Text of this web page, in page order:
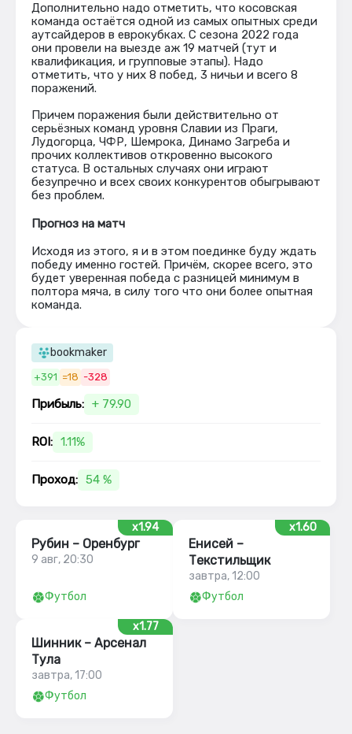
Дополнительно надо отметить, что косовская
команда остаётся одной из самых опытных среди
аутсайдеров в еврокубках. С сезона 2022 года
они провели на выезде аж 19 матчей (тут и
квалификация, и групповые этапы). Надо
отметить, что у них 8 побед, 3 ничьи и всего 8
поражений.
Причем поражения были действительно от
серьёзных команд уровня Славии из Праги,
Лудогорца, ЧФР, Шемрока, Динамо Загреба и
прочих коллективов откровенно высокого
статуса. В остальных случаях они играют
безупречно и всех своих конкурентов обыгрывают
без проблем.
Прогноз на матч
Исходя из этого, я и в этом поединке буду ждать
победу именно гостей. Причём, скорее всего, это
будет уверенная победа с разницей минимум в
полтора мяча, в силу того что они более опытная
команда.
bookmaker
+391 =18 -328
Прибыль: + 79.90
ROI: 1.11%
Проход: 54 %
x1.94
Рубин – Оренбург
9 авг, 20:30
Футбол
x1.60
Енисей –
Текстильщик
завтра, 12:00
Футбол
x1.77
Шинник – Арсенал
Тула
завтра, 17:00
Футбол